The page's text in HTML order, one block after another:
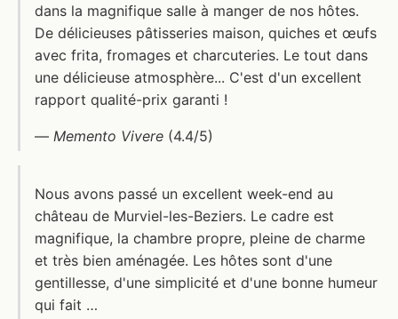
dans la magnifique salle à manger de nos hôtes.
De délicieuses pâtisseries maison, quiches et œufs
avec frita, fromages et charcuteries. Le tout dans
une délicieuse atmosphère... C'est d'un excellent
rapport qualité-prix garanti !
— Memento Vivere (4.4/5)
Nous avons passé un excellent week-end au
château de Murviel-les-Beziers. Le cadre est
magnifique, la chambre propre, pleine de charme
et très bien aménagée. Les hôtes sont d'une
gentillesse, d'une simplicité et d'une bonne humeur
qui fait …